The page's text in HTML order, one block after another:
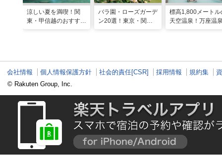
涼しい夏を満喫！関
東・甲信越のおすすめ
バラ園・ローズガーデ
ン20選！東京・関東
標高1,800メートル
天空温泉！万座温
会社情報 個人情報保護方針 社会的責任[CSR] 採用情報 規約集
© Rakuten Group, Inc.